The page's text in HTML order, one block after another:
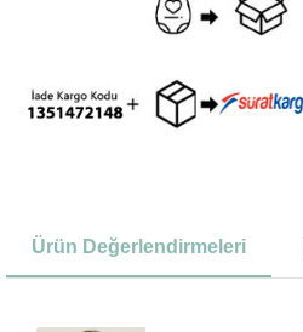
Ürün Değerlendirmeleri